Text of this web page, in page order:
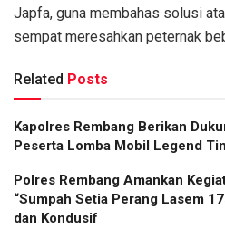
Japfa, guna membahas solusi
sempat meresahkan peternak
Related Posts
Kapolres Rembang Berikan
Peserta Lomba Mobil Legend
Polres Rembang Amankan
“Sumpah Setia Perang Lasem
dan Kondusif